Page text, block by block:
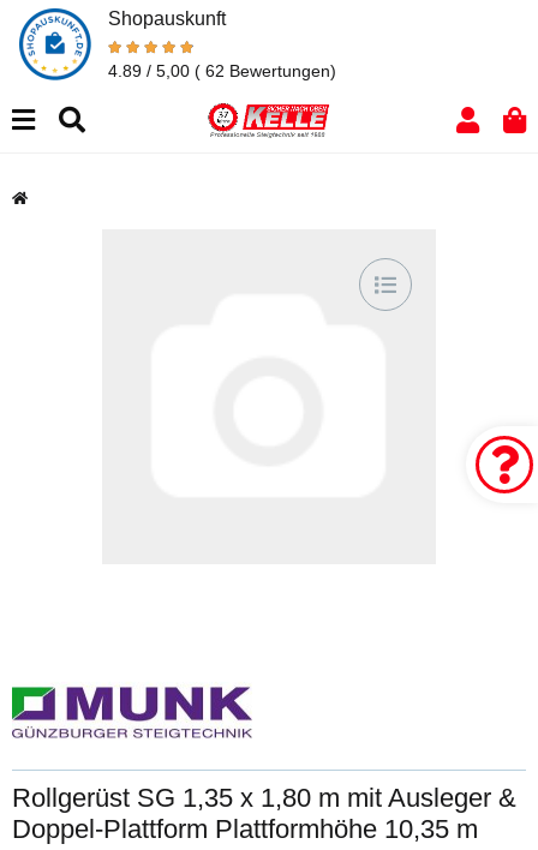
Shopauskunft
4.89 / 5,00 ( 62 Bewertungen)
Rollgerüst SG 1,35 x 1,80 m mit Ausleger &
Doppel-Plattform Plattformhöhe 10,35 m